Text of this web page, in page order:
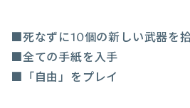
■死なずに10個の新しい武器を
■全ての手紙を入手
■「自由」をプレイ